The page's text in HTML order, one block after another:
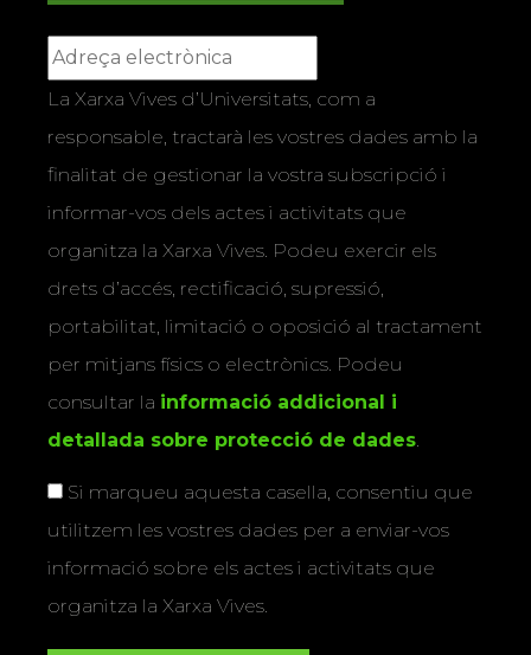
La Xarxa Vives d’Universitats, com a
responsable, tractarà les vostres dades amb la
finalitat de gestionar la vostra subscripció i
informar-vos dels actes i activitats que
organitza la Xarxa Vives. Podeu exercir els
drets d’accés, rectificació, supressió,
portabilitat, limitació o oposició al tractament
per mitjans físics o electrònics. Podeu
consultar la informació addicional i
detallada sobre protecció de dades.
Si marqueu aquesta casella, consentiu que
utilitzem les vostres dades per a enviar-vos
informació sobre els actes i activitats que
organitza la Xarxa Vives.